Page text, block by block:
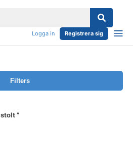
Logga in Registrera sig
Filters
stolt